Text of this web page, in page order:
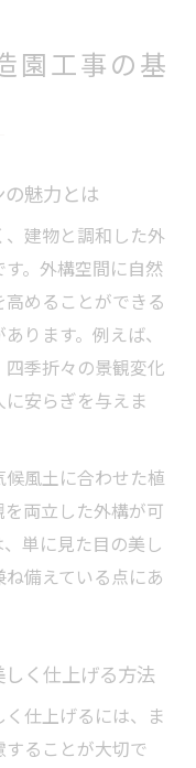
園工事の基
魅力とは
建物と調和した外
。外構空間に自然
めることができる
ります。例えば、
季折々の景観変化
安らぎを与えま
風土に合わせた植
両立した外構が可
単に見た目の美し
備えている点にあ
く仕上げる方法
仕上げるには、ま
ることが大切で